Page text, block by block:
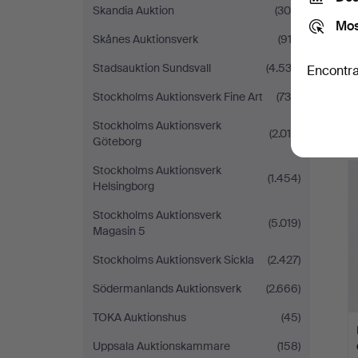
Skandia Auktion
(306)
Skånes Auktionsverk
(912)
Stadsauktion Sundsvall
(4.533)
Stockholms Auktionsverk Fine Art
(739)
Stockholms Auktionsverk
Göteborg
(2.014)
Stockholms Auktionsverk
Helsingborg
(1.454)
Stockholms Auktionsverk
Magasin 5
(5.019)
Stockholms Auktionsverk Sickla
(2.427)
Södermanlands Auktionsverk
(2.666)
TOKA Auktionshus
(45)
Uppsala Auktionskammare
(158)